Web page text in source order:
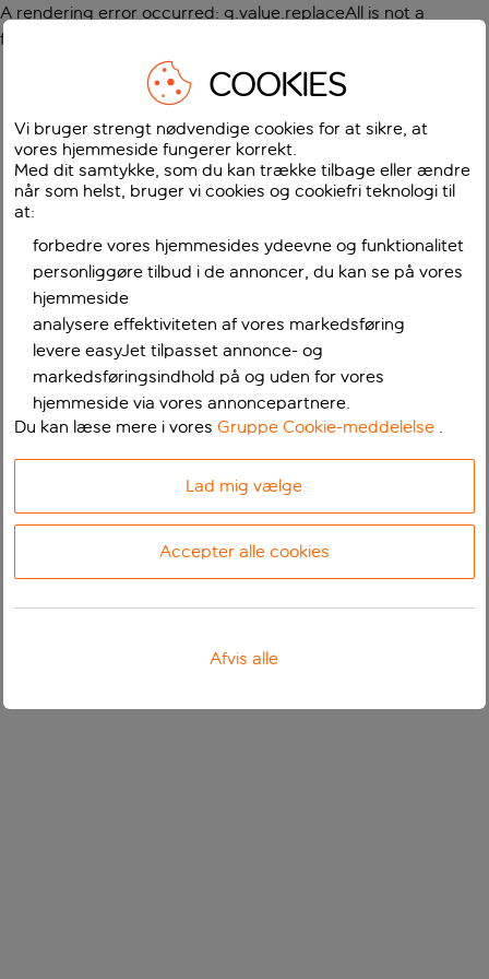
A rendering error occurred: g.value.replaceAll is not a
function
COOKIES
Vi bruger strengt nødvendige cookies for at sikre, at
vores hjemmeside fungerer korrekt.
Med dit samtykke, som du kan trække tilbage eller ændre
når som helst, bruger vi cookies og cookiefri teknologi til
at:
forbedre vores hjemmesides ydeevne og funktionalitet
personliggøre tilbud i de annoncer, du kan se på vores
hjemmeside
analysere effektiviteten af vores markedsføring
levere easyJet tilpasset annonce- og
markedsføringsindhold på og uden for vores
hjemmeside via vores annoncepartnere.
Du kan læse mere i voresGruppe Cookie-meddelelse .
Lad mig vælge
Accepter alle cookies
Afvis alle